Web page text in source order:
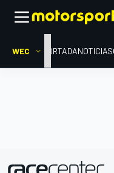
WEC PORTADANOTICIAS